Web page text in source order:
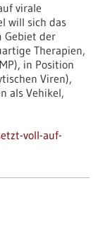
virale
will sich das
Gebiet der
Therapien,
in Position
Viren),
als Vehikel,
voll-auf-